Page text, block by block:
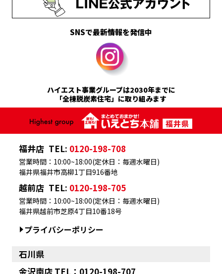
SNSで最新情報を発信中
ハイエスト事業グループは2030年までに
「全棟脱炭素住宅」に取り組みます
福井店 TEL: 0120-198-708
福井県福井市高柳1丁目916番地
営業時間：10:00~18:00(定休日：毎週水曜日)
越前店 TEL: 0120-198-705
福井県越前市芝原4丁目10番18号
営業時間：10:00~18:00(定休日：毎週水曜日)
プライバシーポリシー
石川県
金沢南店 TEL：0120-198-707